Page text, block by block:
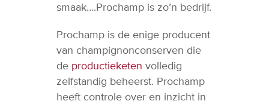
smaak….Prochamp is zo’n bedrijf.
Prochamp is de enige producent
van champignonconserven die
de productieketen volledig
zelfstandig beheerst. Prochamp
heeft controle over en inzicht in